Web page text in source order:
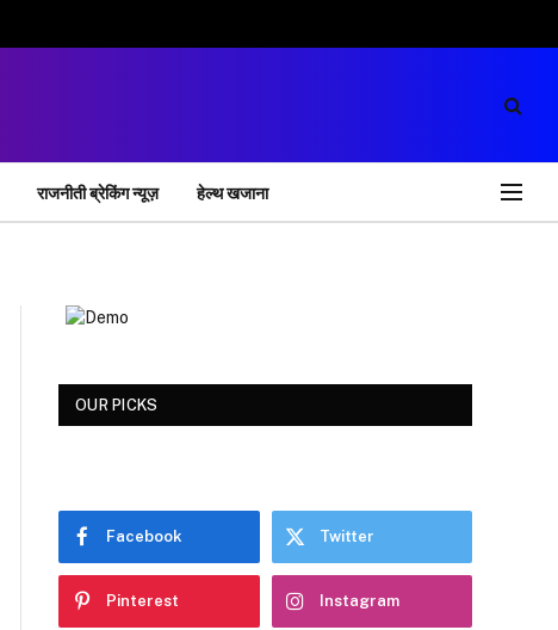
राजनीती ब्रेकिंग न्यूज़ हेल्थ खजाना
OUR PICKS
Facebook Twitter
Pinterest Instagram